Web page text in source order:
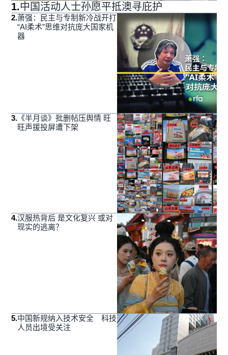
1.中国活动人士孙愿平抵澳寻庇护
2.萧强：民主与专制新冷战开打
“AI柔术”思维对抗庞大国家机
器
3. 《半月谈》批删帖压舆情 旺
旺声援投屏遭下架
4.汉服热背后 是文化复兴 或对
现实的逃离？
5.中国新规纳入技术安全 科技
人员出境受关注